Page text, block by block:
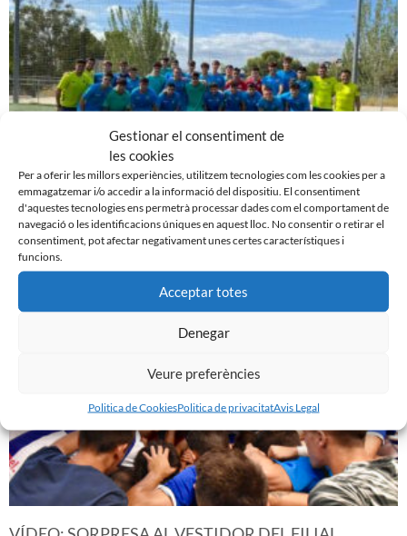
Gestionar el consentiment de
les cookies
Per a oferir les millors experiències, utilitzem tecnologies com les cookies per a
emmagatzemar i/o accedir a la informació del dispositiu. El consentiment
d'aquestes tecnologies ens permetrà processar dades com el comportament de
navegació o les identificacions úniques en aquest lloc. No consentir o retirar el
consentiment, pot afectar negativament unes certes característiques i
funcions.
Acceptar totes
Denegar
Veure preferències
Politica de CookiesPolitica de privacitatAvis Legal
EN MARXA LA PRETEMPORADA DEL FILIAL
7 d'agost de 2023
Leer más »